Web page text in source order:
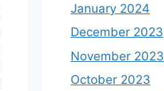
January 2024
December 2023
November 2023
October 2023